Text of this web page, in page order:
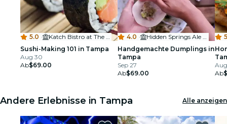
5.0 ·
Katch Bistro at The Karol Hotel St. Petersburg Clearwater
Sushi-Making 101 in Tampa
Aug 30
Ab$69.00
4.0 ·
Hidden Springs Ale Works
Handgemachte Dumplings in
Tampa
Sep 27
Ab$69.00
Aug
Ab
Andere Erlebnisse in Tampa Alle anzeigen